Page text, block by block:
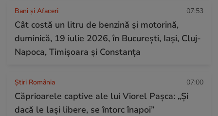
Bani și Afaceri 07:53
Cât costă un litru de benzină și motorină,
duminică, 19 iulie 2026, în București, Iași, Cluj-
Napoca, Timișoara și Constanța
Știri România 07:00
Căprioarele captive ale lui Viorel Paşca: „Şi
dacă le laşi libere, se întorc înapoi”